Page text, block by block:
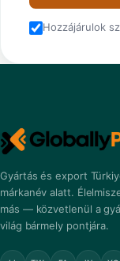
Hozzájárulok
Gyártás és export
márkanév alatt.
más — közvetlenül a
világ bármely pontjára.